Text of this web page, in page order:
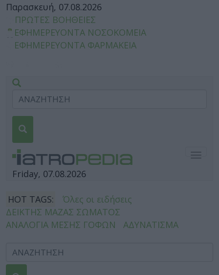
Παρασκευή, 07.08.2026
ΠΡΩΤΕΣ ΒΟΗΘΕΙΕΣ
ΕΦΗΜΕΡΕΥΟΝΤΑ ΝΟΣΟΚΟΜΕΙΑ
ΕΦΗΜΕΡΕΥΟΝΤΑ ΦΑΡΜΑΚΕΙΑ
Friday, 07.08.2026
HOT TAGS:
Όλες οι ειδήσεις
ΔΕΙΚΤΗΣ ΜΑΖΑΣ ΣΩΜΑΤΟΣ
ΑΝΑΛΟΓΙΑ ΜΕΣΗΣ ΓΟΦΩΝ
ΑΔΥΝΑΤΙΣΜΑ